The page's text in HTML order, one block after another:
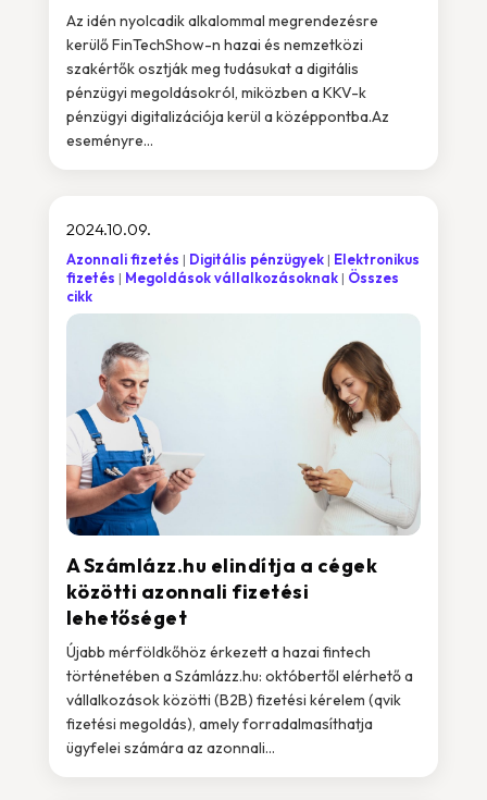
Az idén nyolcadik alkalommal megrendezésre
kerülő FinTechShow-n hazai és nemzetközi
szakértők osztják meg tudásukat a digitális
pénzügyi megoldásokról, miközben a KKV-k
pénzügyi digitalizációja kerül a középpontba.Az
eseményre...
A Számlázz.hu elindítja a cégek
közötti azonnali fizetési
lehetőséget
2024.10.09.
Azonnali fizetés Digitális pénzügyek
Elektronikus
fizetés
Megoldások vállalkozásoknak
Összes
cikk
Újabb mérföldkőhöz érkezett a hazai fintech
történetében a Számlázz.hu: októbertől elérhető a
vállalkozások közötti (B2B) fizetési kérelem (qvik
fizetési megoldás), amely forradalmasíthatja
ügyfelei számára az azonnali...